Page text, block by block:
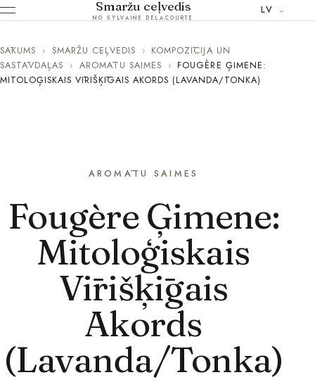
Smaržu ceļvedis
NO SYLVAINE DELACOURTE
LV
SĀKUMS › SMARŽU CEĻVEDIS › KOMPOZĪCIJA UN
SASTĀVDAĻAS
› AROMĀTU SAIMES › FOUGÈRE ĢIMENE:
MITOLOĢISKAIS VĪRIŠĶĪGAIS AKORDS (LAVANDA/TONKA)
AROMĀTU SAIMES
Fougère Ģimene:
Mitoloģiskais
Vīrišķīgais
Akords
(Lavanda/Tonka)